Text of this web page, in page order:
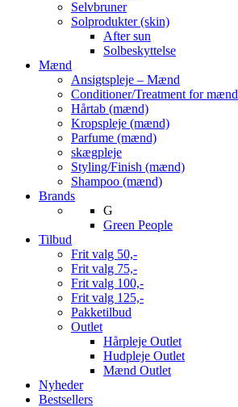
Selvbruner
Solprodukter (skin)
After sun
Solbeskyttelse
Mænd
Ansigtspleje – Mænd
Conditioner/Treatment for mænd
Hårtab (mænd)
Kropspleje (mænd)
Parfume (mænd)
skægpleje
Styling/Finish (mænd)
Shampoo (mænd)
Brands
G
Green People
Tilbud
Frit valg 50,-
Frit valg 75,-
Frit valg 100,-
Frit valg 125,-
Pakketilbud
Outlet
Hårpleje Outlet
Hudpleje Outlet
Mænd Outlet
Nyheder
Bestsellers